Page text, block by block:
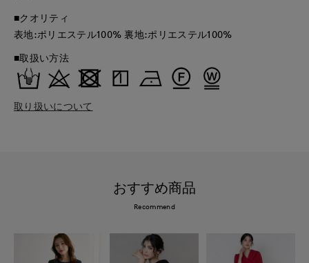
■クオリティ
表地:ポリエステル100% 裏地:ポリエステル100%
■取扱い方法
取り扱いについて
おすすめ商品
Recommend